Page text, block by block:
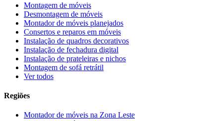
Montagem de móveis
Desmontagem de móveis
Montador de móveis planejados
Consertos e reparos em móveis
Instalação de quadros decorativos
Instalação de fechadura digital
Instalação de prateleiras e nichos
Montagem de sofá retrátil
Ver todos
Regiões
Montador de móveis na Zona Leste